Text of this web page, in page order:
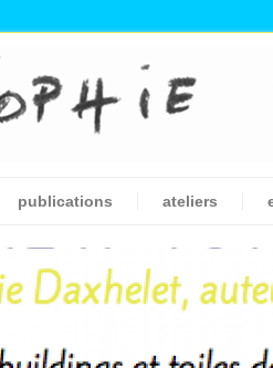
publications ateliers